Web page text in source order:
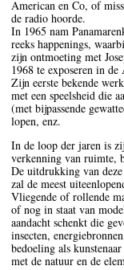
American en Co, of
de radio hoorde.
In 1965 nam
reeks happenings,
zijn ontmoeting met
1968 te exposeren in
Zijn eerste bekende
met een speelsheid die
(met bijpassende
lopen, enz.
In de loop der jaren is
verkenning van ruimte,
De uitdrukking van
zal de meest
Vliegende of rollende
of nog in staat van
aandacht schenkt die
insecten,
bedoeling als
met de natuur en de